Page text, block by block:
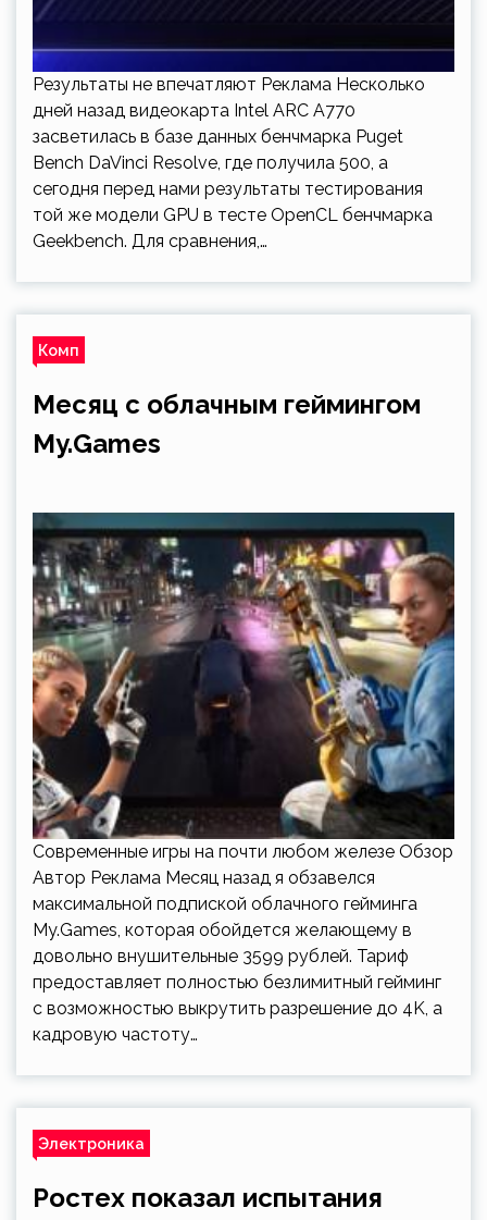
Результаты не впечатляют Реклама Несколько
дней назад видеокарта Intel ARC A770
засветилась в базе данных бенчмарка Puget
Bench DaVinci Resolve, где получила 500, а
сегодня перед нами результаты тестирования
той же модели GPU в тесте OpenCL бенчмарка
Geekbench. Для сравнения,…
Комп
Месяц с облачным геймингом
My.Games
Современные игры на почти любом железе Обзор
Автор Реклама Месяц назад я обзавелся
максимальной подпиской облачного гейминга
My.Games, которая обойдется желающему в
довольно внушительные 3599 рублей. Тариф
предоставляет полностью безлимитный гейминг
с возможностью выкрутить разрешение до 4K, а
кадровую частоту…
Электроника
Ростех показал испытания